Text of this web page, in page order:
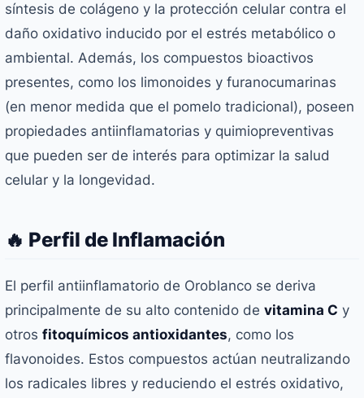
síntesis de colágeno y la protección celular contra el
daño oxidativo inducido por el estrés metabólico o
ambiental. Además, los compuestos bioactivos
presentes, como los limonoides y furanocumarinas
(en menor medida que el pomelo tradicional), poseen
propiedades antiinflamatorias y quimiopreventivas
que pueden ser de interés para optimizar la salud
celular y la longevidad.
🔥 Perfil de Inflamación
El perfil antiinflamatorio de Oroblanco se deriva
principalmente de su alto contenido de vitamina C y
otros fitoquímicos antioxidantes, como los
flavonoides. Estos compuestos actúan neutralizando
los radicales libres y reduciendo el estrés oxidativo,